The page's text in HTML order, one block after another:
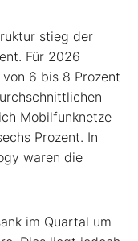
stieg der
Für 2026
6 bis 8 Prozent
Mobilfunknetze
Prozent. In
waren die
im Quartal um